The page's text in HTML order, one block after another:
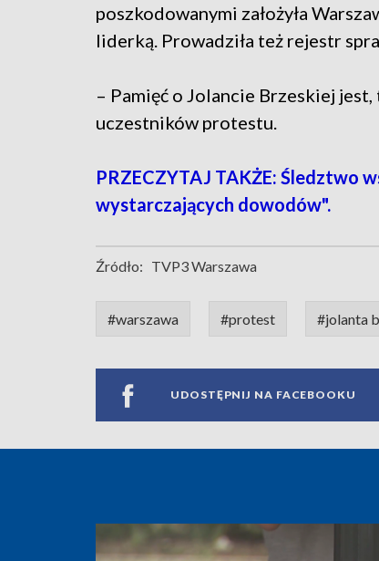
poszkodowanymi założyła
liderką. Prowadziła też rejestr
– Pamięć o Jolancie Brzeskiej
uczestników protestu.
PRZECZYTAJ TAKŻE: Śledztwo
wystarczających dowodów".
Źródło: TVP3 Warszawa
#warszawa #protest #jolanta
UDOSTĘPNIJ NA FACEBOOKU